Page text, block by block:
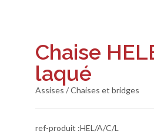
Chaise
laqué
Assises / Chaises et bridges
ref-produit :HEL/A/C/L